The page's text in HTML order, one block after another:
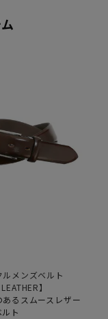
ルメンズベルト
】
あるスムースレザー
ト